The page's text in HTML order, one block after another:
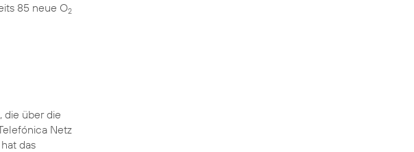
85 neue O2
die über die
Netz
das